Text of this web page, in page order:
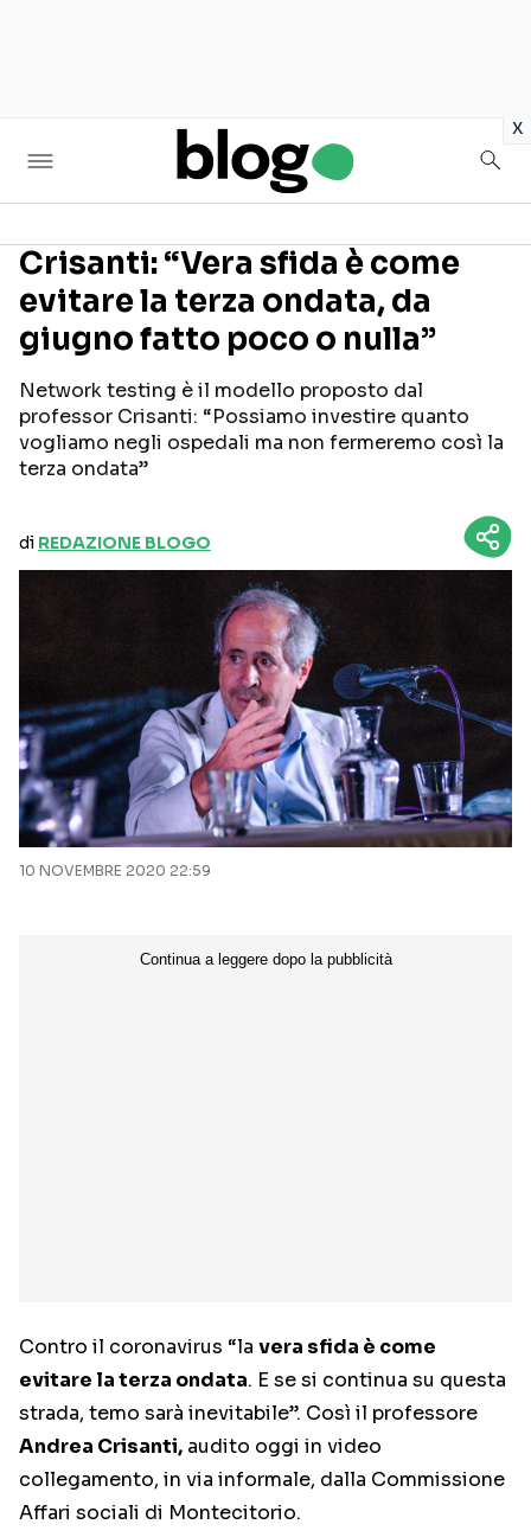
x
Seguici sui social
Crisanti: “Vera sfida è come
evitare la terza ondata, da
giugno fatto poco o nulla”
Network testing è il modello proposto dal
professor Crisanti: “Possiamo investire quanto
vogliamo negli ospedali ma non fermeremo così la
terza ondata”
di REDAZIONE BLOGO
10 NOVEMBRE 2020 22:59
Contro il coronavirus “la vera sfida è come
evitare la terza ondata. E se si continua su questa
strada, temo sarà inevitabile”. Così il professore
Andrea Crisanti, audito oggi in video
collegamento, in via informale, dalla Commissione
Affari sociali di Montecitorio.